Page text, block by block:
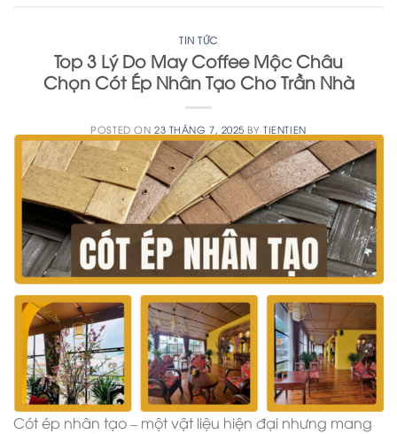
TIN TỨC
Top 3 Lý Do May Coffee Mộc Châu
Chọn Cót Ép Nhân Tạo Cho Trần Nhà
POSTED ON 23 THÁNG 7, 2025 BYTIENTIEN
Cót ép nhân tạo – một vật liệu hiện đại nhưng mang